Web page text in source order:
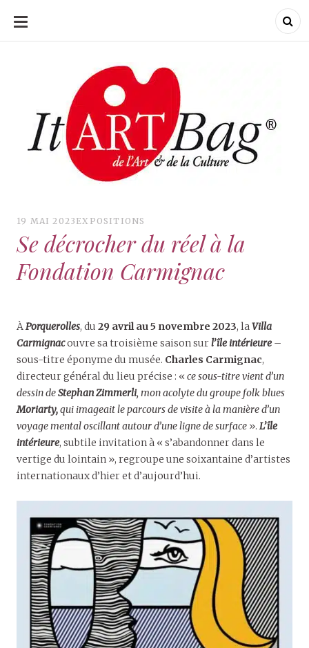
ALLER
CONTENU
ItArtBag
ItArtBag
19 MAI 2023 EXPOSITIONS
Se décrocher du réel à la
Fondation Carmignac
ÀPorquerolles, du 29 avril au 5 novembre 2023, laVilla
Carmignacouvre sa troisième saison surl’île intérieure–
sous-titre éponyme du musée. Charles Carmignac,
directeur général du lieu précise : « ce sous-titre vient d’un
dessin deStephan Zimmerli, mon acolyte du groupe folk blues
Moriarty,qui imageait le parcours de visite à la manière d’un
voyage mental oscillant autour d’une ligne de surface ». L’île
intérieure, subtile invitation à « s’abandonner dans le
vertige du lointain », regroupe une soixantaine d’artistes
internationaux d’hier et d’aujourd’hui.